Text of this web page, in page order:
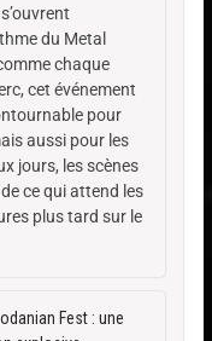
du Metal
chaque
cet événement
pour
aussi pour les
jours, les scènes
ce qui attend les
plus tard sur le
Fest : une